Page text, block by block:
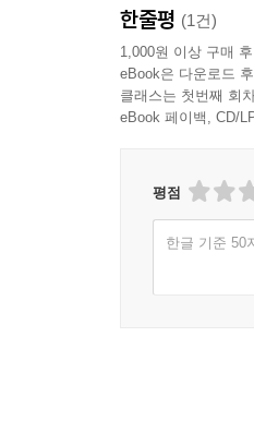
충돌하는 정신 활
나아가 반사회성
정신이상에 큰 관
발전이 정신질환
〉〉 쟁점 4. 이
마지막 쟁점은
설명하는지 알아본
인물을 제시한
한줄평 (1건)
1,000원 이상 구매
eBook은 다운로드
클래스는 첫번째 회
eBook 페이백, CD/
평점
한글 기준 50